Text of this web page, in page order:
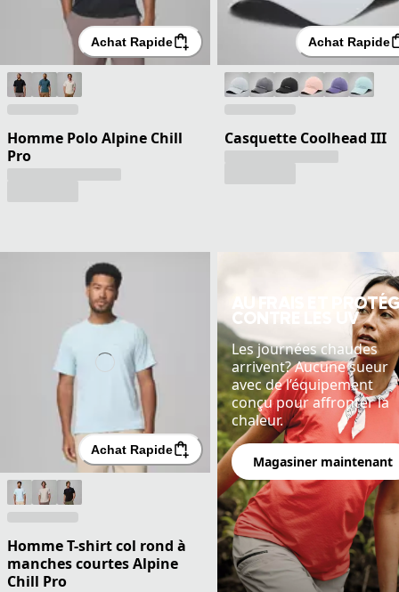
Achat Rapide
Homme Polo Alpine Chill
Pro
Achat Rapide
Casquette Coolhead III
Achat Rapide
Homme T-shirt col rond à
manches courtes Alpine
Chill Pro
AU FRAIS ET
CONTRE LES UV
Les journées chaudes
arrivent? Aucune sueur
avec de l’équipement
conçu pour affronter la
chaleur.
Magasiner maintenant